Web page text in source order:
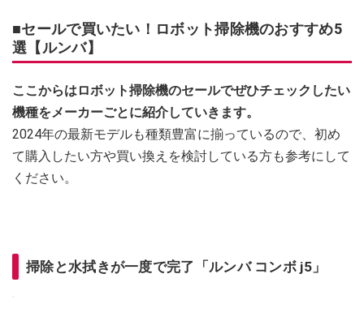
■セールで買いたい！ロボット掃除機のおすすめ5
選【ルンバ】
ここからはロボット掃除機のセールでぜひチェックしたい
機種をメーカーごとに紹介していきます。
2024年の最新モデルも種類豊富に揃っているので、初め
て購入したい方や買い換えを検討している方も参考にして
ください。
掃除と水拭きが一度で完了「ルンバ コンボ j5」